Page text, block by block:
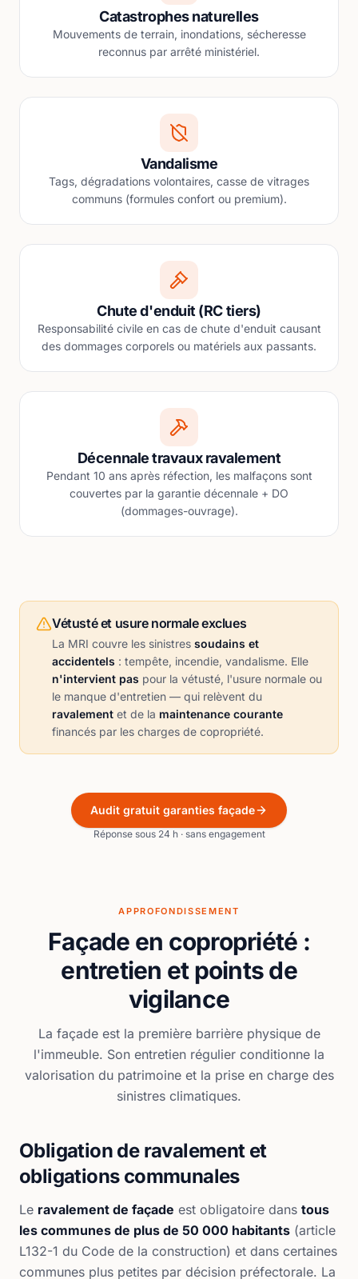
Catastrophes naturelles
Mouvements de terrain, inondations, sécheresse
reconnus par arrêté ministériel.
Vandalisme
Tags, dégradations volontaires, casse de vitrages
communs (formules confort ou premium).
Chute d'enduit (RC tiers)
Responsabilité civile en cas de chute d'enduit causant
des dommages corporels ou matériels aux passants.
Décennale travaux ravalement
Pendant 10 ans après réfection, les malfaçons sont
couvertes par la garantie décennale + DO
(dommages-ouvrage).
Vétusté et usure normale exclues
La MRI couvre les sinistres soudains et
accidentels : tempête, incendie, vandalisme. Elle
n'intervient pas pour la vétusté, l'usure normale ou
le manque d'entretien — qui relèvent du
ravalement et de la maintenance courante
financés par les charges de copropriété.
Audit gratuit garanties façade
Réponse sous 24 h · sans engagement
APPROFONDISSEMENT
Façade en copropriété :
entretien et points de
vigilance
La façade est la première barrière physique de
l'immeuble. Son entretien régulier conditionne la
valorisation du patrimoine et la prise en charge des
sinistres climatiques.
Obligation de ravalement et
obligations communales
Le ravalement de façade est obligatoire dans tous
les communes de plus de 50 000 habitants (article
L132-1 du Code de la construction) et dans certaines
communes plus petites par décision préfectorale. La